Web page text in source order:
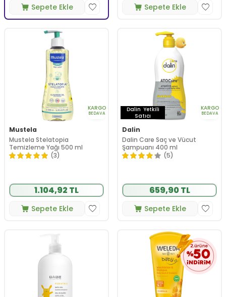
Sepete Ekle Sepete Ekle
KARGO
BEDAVA
Mustela
Mustela Stelatopia
Temizleme Yağı 500 ml
(3)
1.104,92 TL
Sepete Ekle
Dalin Yetkili
Satıcı
KARGO
BEDAVA
Dalin
Dalin Care Saç ve Vücut
Şampuanı 400 ml
(5)
659,90 TL
Sepete Ekle